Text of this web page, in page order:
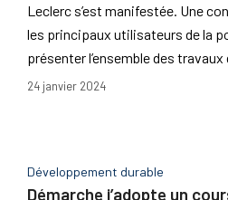
Leclerc s’est manifestée. Une
les principaux utilisateurs de la
présenter l’ensemble des
24 janvier 2024
Développement durable
Démarche j’adopte un